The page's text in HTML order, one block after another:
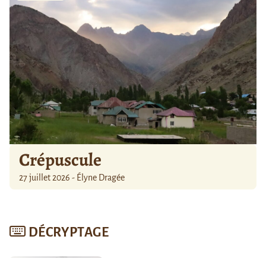
Crépuscule
27 juillet 2026 - Élyne Dragée
DÉCRYPTAGE